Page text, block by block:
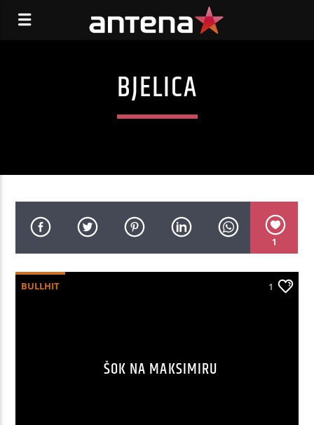
BJELICA
1
BULLHIT 1
ŠOK NA MAKSIMIRU